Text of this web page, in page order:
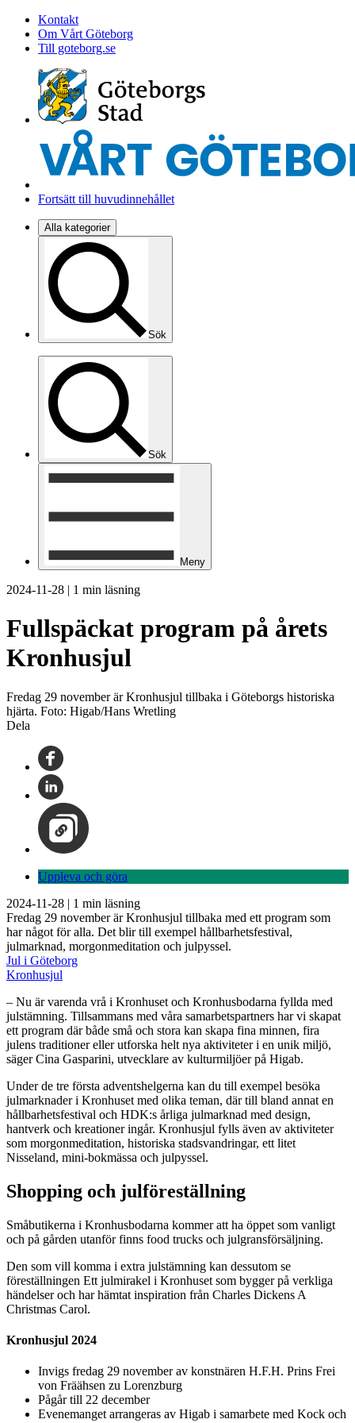
Kontakt
Om Vårt Göteborg
Till goteborg.se
Fortsätt till huvudinnehållet
Alla kategorier
Sök
Sök
Meny
2024-11-28 | 1 min läsning
Fullspäckat program på årets
Kronhusjul
Fredag 29 november är Kronhusjul tillbaka i Göteborgs historiska
hjärta. Foto: Higab/Hans Wretling
Dela
Uppleva och göra
2024-11-28 | 1 min läsning
Fredag 29 november är Kronhusjul tillbaka med ett program som
har något för alla. Det blir till exempel hållbarhetsfestival,
julmarknad, morgonmeditation och julpyssel.
Jul i Göteborg
Kronhusjul
– Nu är varenda vrå i Kronhuset och Kronhusbodarna fyllda med
julstämning. Tillsammans med våra samarbetspartners har vi skapat
ett program där både små och stora kan skapa fina minnen, fira
julens traditioner eller utforska helt nya aktiviteter i en unik miljö,
säger Cina Gasparini, utvecklare av kulturmiljöer på Higab.
Under de tre första adventshelgerna kan du till exempel besöka
julmarknader i Kronhuset med olika teman, där till bland annat en
hållbarhetsfestival och HDK:s årliga julmarknad med design,
hantverk och kreationer ingår. Kronhusjul fylls även av aktiviteter
som morgonmeditation, historiska stadsvandringar, ett litet
Nisseland, mini-bokmässa och julpyssel.
Shopping och julföreställning
Småbutikerna i Kronhusbodarna kommer att ha öppet som vanligt
och på gården utanför finns food trucks och julgransförsäljning.
Den som vill komma i extra julstämning kan dessutom se
föreställningen Ett julmirakel i Kronhuset som bygger på verkliga
händelser och har hämtat inspiration från Charles Dickens A
Christmas Carol.
Kronhusjul 2024
Invigs fredag 29 november av konstnären H.F.H. Prins Frei
von Fräähsen zu Lorenzburg
Pågår till 22 december
Evenemanget arrangeras av Higab i samarbete med Kock och